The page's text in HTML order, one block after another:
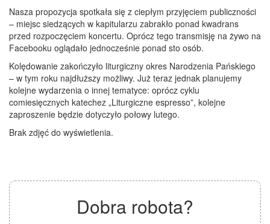
Nasza propozycja spotkała się z ciepłym przyjęciem publiczności
– miejsc siedzących w kapitularzu zabrakło ponad kwadrans
przed rozpoczęciem koncertu. Oprócz tego transmisję na żywo na
Facebooku oglądało jednocześnie ponad sto osób.
Kolędowanie zakończyło liturgiczny okres Narodzenia Pańskiego
– w tym roku najdłuższy możliwy. Już teraz jednak planujemy
kolejne wydarzenia o innej tematyce: oprócz cyklu
comiesięcznych katechez „Liturgiczne espresso”, kolejne
zaproszenie będzie dotyczyło połowy lutego.
Brak zdjęć do wyświetlenia.
Dobra robota?